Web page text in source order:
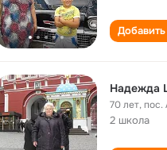
Надежда
70 лет,пос.
2 школа